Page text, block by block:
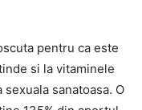
pentru ca este
si la vitaminele
sanatoasa. O